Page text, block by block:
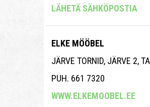
LÄHETÄ SÄHKÖPOSTIA
ELKE MÖÖBEL
JÄRVE TORNID, JÄRVE 2,
PUH. 661 7320
WWW.ELKEMOOBEL.EE